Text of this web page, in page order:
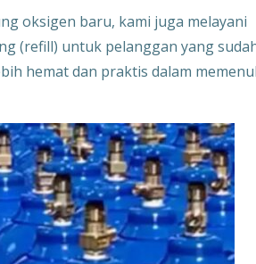
oksigen baru, kami juga melayani
(refill) untuk pelanggan yang
hemat dan praktis dalam